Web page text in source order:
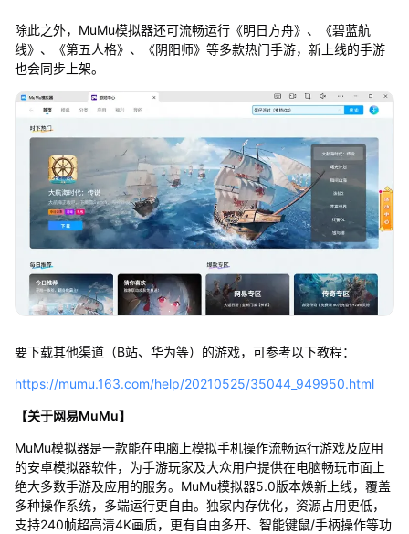
除此之外，MuMu模拟器还可流畅运行《明日方舟》、《碧蓝航
线》、《第五人格》、《阴阳师》等多款热门手游，新上线的手游
也会同步上架。
要下载其他渠道（B站、华为等）的游戏，可参考以下教程：
https://mumu.163.com/help/20210525/35044_949950.html
【关于网易MuMu】
MuMu模拟器是一款能在电脑上模拟手机操作流畅运行游戏及应用
的安卓模拟器软件，为手游玩家及大众用户提供在电脑畅玩市面上
绝大多数手游及应用的服务。MuMu模拟器5.0版本焕新上线，覆盖
多种操作系统，多端运行更自由。独家内存优化，资源占用更低，
支持240帧超高清4K画质，更有自由多开、智能键鼠/手柄操作等功